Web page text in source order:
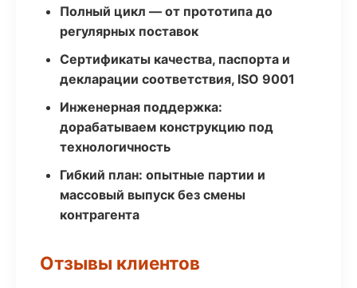
Полный цикл — от прототипа до
регулярных поставок
Сертификаты качества, паспорта и
декларации соответствия, ISO 9001
Инженерная поддержка:
дорабатываем конструкцию под
технологичность
Гибкий план: опытные партии и
массовый выпуск без смены
контрагента
Отзывы клиентов